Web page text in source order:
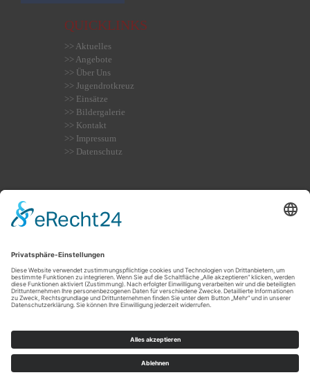
QUICKLINKS
>> Aktuelles
>> Angebote
>> Über Uns
>> Jugendrotkreuz
>> Einsätze
>> Bildergalerie
>> Kontakt
>> Impressum
>> Datenschutz
Internistischer Notfall